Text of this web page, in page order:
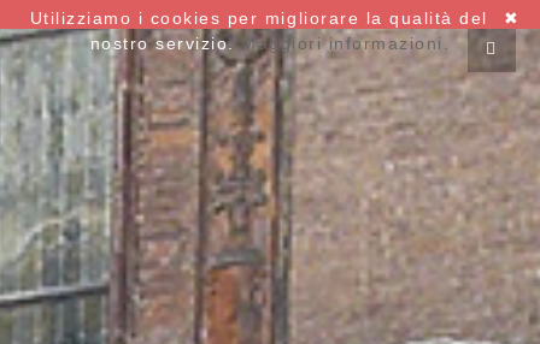
✖
Utilizziamo i cookies per migliorare la qualità del
nostro servizio. Maggiori informazioni.